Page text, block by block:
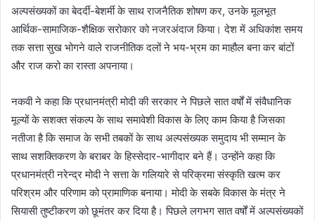
अल्पसंख्यकों का बेदर्दी-बेशर्मी के साथ राजनैतिक शोषण कर, उनके मूलभूत
आर्थिक-सामाजिक-शैक्षिक सरोकार को नजरअंदाज किया। देश में अधिकांश समय
तक सत्ता सुख भोगने वाले राजनीतिक दलों ने भय-भ्रम का माहौल बना कर बांटों
और राज करो का रास्ता अपनाया।
नकवी ने कहा कि प्रधानमंत्री मोदी की सरकार ने पिछले सात वर्षों में संवैधानिक
मूल्यों के सशक्त संकल्प के साथ समावेशी विकास के लिए काम किया है जिसका
नतीजा है कि समाज के सभी तबकों के साथ अल्पसंख्यक समुदाय भी सम्मान के
साथ सशक्तिकरण के बराबर के हिस्सेदार-भागीदार बने हैं। उन्होंने कहा कि
प्रधानमंत्री नरेन्द्र मोदी ने सत्ता के गलियारे से परिक्रमा संस्कृति खत्म कर
परिश्रम और परिणाम को प्रामाणिक बनाया। मोदी के सबके विकास के मंत्र ने
सियासी तुष्टीकरण को छूमंतर कर दिया है। पिछले लगभग सात वर्षों में अल्पसंख्यकों